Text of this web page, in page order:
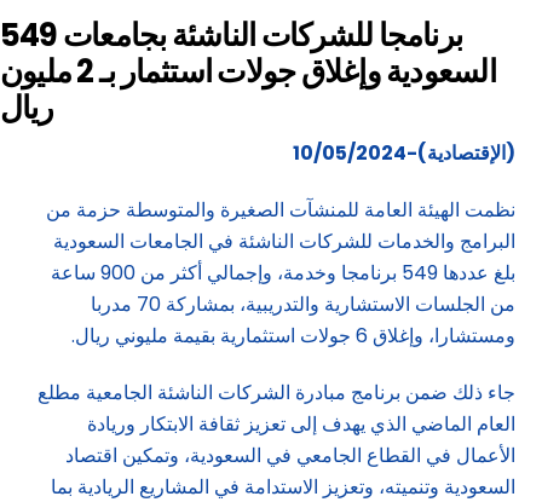
549 برنامجا للشركات الناشئة بجامعات
السعودية وإغلاق جولات استثمار بـ 2 مليون
ريال
(الإقتصادية)-10/05/2024
نظمت الهيئة العامة للمنشآت الصغيرة والمتوسطة حزمة من
البرامج والخدمات للشركات الناشئة في الجامعات السعودية
بلغ عددها 549 برنامجا وخدمة، وإجمالي أكثر من 900 ساعة
من الجلسات الاستشارية والتدريبية، بمشاركة 70 مدربا
ومستشارا، وإغلاق 6 جولات استثمارية بقيمة مليوني ريال.
جاء ذلك ضمن برنامج مبادرة الشركات الناشئة الجامعية مطلع
العام الماضي الذي يهدف إلى تعزيز ثقافة الابتكار وريادة
الأعمال في القطاع الجامعي في السعودية، وتمكين اقتصاد
السعودية وتنميته، وتعزيز الاستدامة في المشاريع الريادية بما